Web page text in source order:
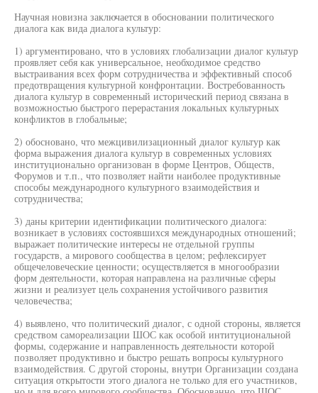
Научная новизна заключается в обосновании политического
диалога как вида диалога культур:
1) аргументировано, что в условиях глобализации диалог культур
проявляет себя как универсальное, необходимое средство
выстраивания всех форм сотрудничества и эффективный способ
предотвращения культурной конфронтации. Востребованность
диалога культур в современный исторический период связана в
возможностью быстрого перерастания локальных культурных
конфликтов в глобальные;
2) обосновано, что межцивилизационный диалог культур как
форма выражения диалога культур в современных условиях
институционально организован в форме Центров, Обществ,
Форумов и т.п., что позволяет найти наиболее продуктивные
способы международного культурного взаимодействия и
сотрудничества;
3) даны критерии идентификации политического диалога:
возникает в условиях состоявшихся международных отношений;
выражает политические интересы не отдельной группы
государств, а мирового сообщества в целом; рефлексирует
общечеловеческие ценности; осуществляется в многообразии
форм деятельности, которая направлена на различные сферы
жизни и реализует цель сохранения устойчивого развития
человечества;
4) выявлено, что политический диалог, с одной стороны, является
средством самореализации ШОС как особой интитуциональной
формы, содержание и направленность деятельности которой
позволяет продуктивно и быстро решать вопросы культурного
взаимодействия. С другой стороны, внутри Организации создана
ситуация открытости этого диалога не только для его участников,